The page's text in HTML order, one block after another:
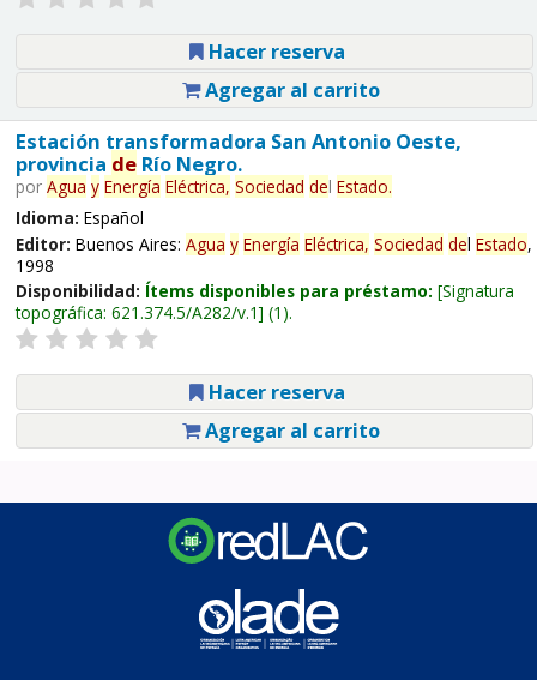
Hacer reserva
Agregar al carrito
Estación transformadora San Antonio Oeste,
provincia deRío Negro.
por Agua y Energía Eléctrica, Sociedad del Estado.
Idioma: Español
Editor: Buenos Aires: Agua y Energía Eléctrica, Sociedad del Estado,
1998
Disponibilidad: Ítems disponibles para préstamo: Signatura
topográfica: 621.374.5/A282/v.1 (1).
Hacer reserva
Agregar al carrito